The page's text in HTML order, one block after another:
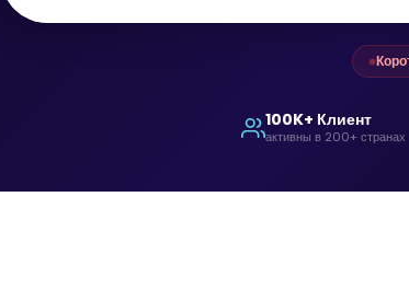
100K+ Клиент
активны в 200+ странах